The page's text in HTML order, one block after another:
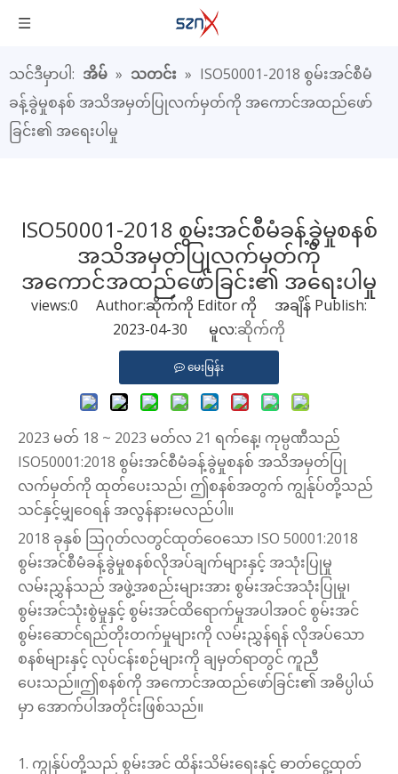
သင်ဒီမှာပါ: အိမ် » သတင်း » ISO50001-2018 စွမ်းအင်စီမံ
ခန့်ခွဲမှုစနစ် အသိအမှတ်ပြုလက်မှတ်ကို အကောင်အထည်ဖော်
ခြင်း၏ အရေးပါမှု
ISO50001-2018 စွမ်းအင်စီမံခန့်ခွဲမှုစနစ်
အသိအမှတ်ပြုလက်မှတ်ကို
အကောင်အထည်ဖော်ခြင်း၏ အရေးပါမှု
views:0 Author:ဆိုက်ကို Editor ကို အချိန် Publish:
2023-04-30 မူလ:ဆိုက်ကို
မေးမြန်း
2023 မတ် 18 ~ 2023 မတ်လ 21 ရက်နေ့၊ ကုမ္ပဏီသည်
ISO50001:2018 စွမ်းအင်စီမံခန့်ခွဲမှုစနစ် အသိအမှတ်ပြု
လက်မှတ်ကို ထုတ်ပေးသည်၊ ဤစနစ်အတွက် ကျွန်ုပ်တို့သည်
သင်နှင့်မျှဝေရန် အလွန်နားမလည်ပါ။
2018 ခုနှစ် ဩဂုတ်လတွင်ထုတ်ဝေသော ISO 50001:2018
စွမ်းအင်စီမံခန့်ခွဲမှုစနစ်လိုအပ်ချက်များနှင့် အသုံးပြုမှု
လမ်းညွှန်သည် အဖွဲ့အစည်းများအား စွမ်းအင်အသုံးပြုမှု၊
စွမ်းအင်သုံးစွဲမှုနှင့် စွမ်းအင်ထိရောက်မှုအပါအဝင် စွမ်းအင်
စွမ်းဆောင်ရည်တိုးတက်မှုများကို လမ်းညွှန်ရန် လိုအပ်သော
စနစ်များနှင့် လုပ်ငန်းစဉ်များကို ချမှတ်ရာတွင် ကူညီ
ပေးသည်။ဤစနစ်ကို အကောင်အထည်ဖော်ခြင်း၏ အဓိပ္ပါယ်
မှာ အောက်ပါအတိုင်းဖြစ်သည်။
1. ကျွန်ုပ်တို့သည် စွမ်းအင် ထိန်းသိမ်းရေးနှင့် ဓာတ်ငွေ့ထုတ်